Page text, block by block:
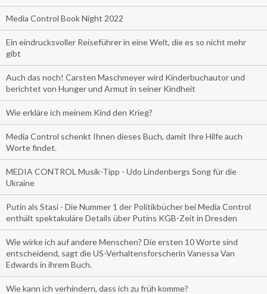
Media Control Book Night 2022
Ein eindrucksvoller Reiseführer in eine Welt, die es so nicht mehr
gibt
Auch das noch! Carsten Maschmeyer wird Kinderbuchautor und
berichtet von Hunger und Armut in seiner Kindheit
Wie erkläre ich meinem Kind den Krieg?
Media Control schenkt Ihnen dieses Buch, damit Ihre Hilfe auch
Worte findet.
MEDIA CONTROL Musik-Tipp - Udo Lindenbergs Song für die
Ukraine
Putin als Stasi - Die Nummer 1 der Politikbücher bei Media Control
enthält spektakuläre Details über Putins KGB-Zeit in Dresden
Wie wirke ich auf andere Menschen? Die ersten 10 Worte sind
entscheidend, sagt die US-Verhaltensforscherin Vanessa Van
Edwards in ihrem Buch.
Wie kann ich verhindern, dass ich zu früh komme?